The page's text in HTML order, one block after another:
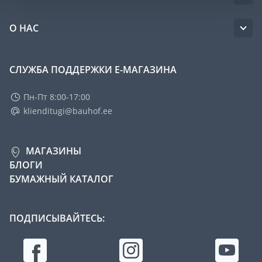
О НАС
СЛУЖБА ПОДДЕРЖКИ Е-МАГАЗИНА
Пн-Пт 8:00-17:00
klienditugi@bauhof.ee
МАГАЗИНЫ
БЛОГИ
БУМАЖНЫЙ КАТАЛОГ
ПОДПИСЫВАЙТЕСЬ: